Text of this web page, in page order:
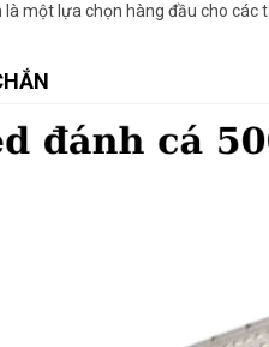
một lựa chọn hàng đầu cho các